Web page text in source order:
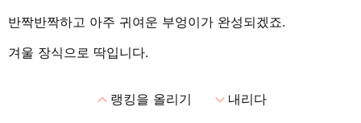
반짝반짝하고 아주 귀여운 부엉이가 완성되겠죠.
겨울 장식으로 딱입니다.
expand_less랭킹을 올리기 expand_more내리다